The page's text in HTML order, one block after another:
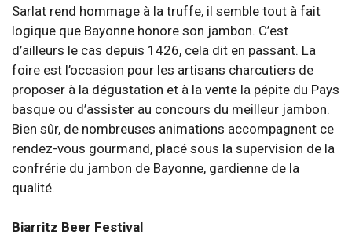
Sarlat rend hommage à la truffe, il semble tout à fait
logique que Bayonne honore son jambon. C’est
d’ailleurs le cas depuis 1426, cela dit en passant. La
foire est l’occasion pour les artisans charcutiers de
proposer à la dégustation et à la vente la pépite du Pays
basque ou d’assister au concours du meilleur jambon.
Bien sûr, de nombreuses animations accompagnent ce
rendez-vous gourmand, placé sous la supervision de la
confrérie du jambon de Bayonne, gardienne de la
qualité.
Biarritz Beer Festival